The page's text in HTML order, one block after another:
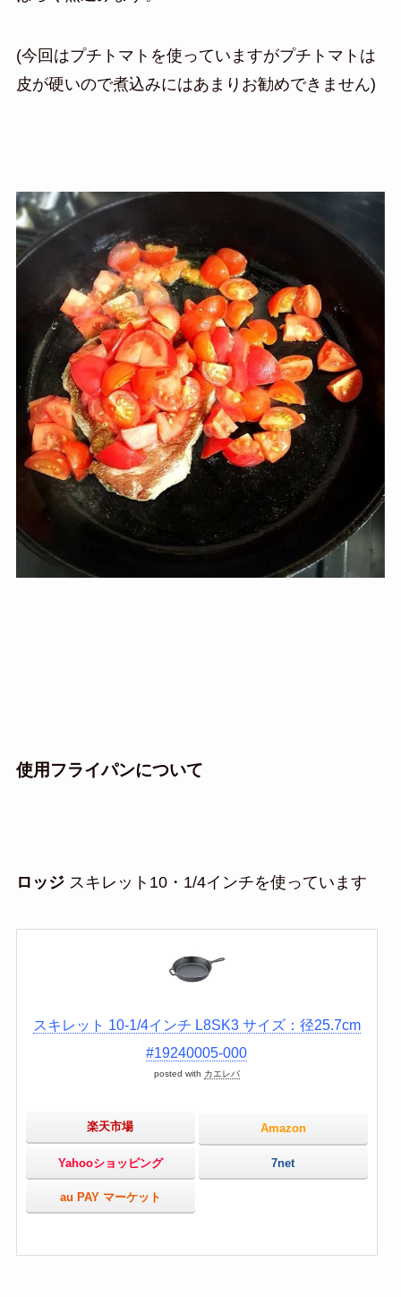
(今回はプチトマトを使っていますがプチトマトは
皮が硬いので煮込みにはあまりお勧めできません)
使用フライパンについて
ロッジスキレット10・1/4インチを使っています
スキレット 10‐1/4インチ L8SK3 サイズ：径25.7cm
#19240005-000
posted with カエレバ
楽天市場 Amazon
Yahooショッピング 7net
au PAY マーケット